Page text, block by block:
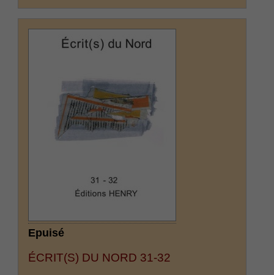
Epuisé
ÉCRIT(S) DU NORD 31-32